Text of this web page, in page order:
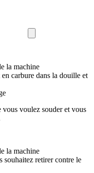
la machine
carbure dans la douille et
vous voulez souder et vous
la machine
souhaitez retirer contre le